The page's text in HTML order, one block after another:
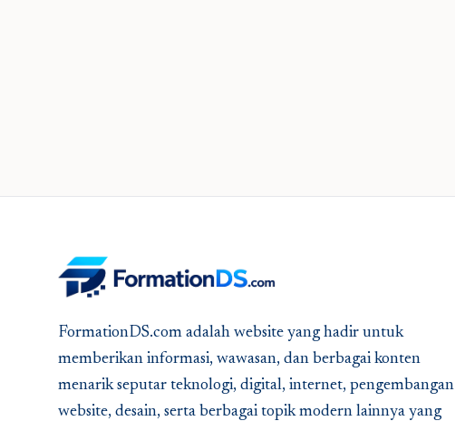
FormationDS.com adalah website yang hadir untuk
memberikan informasi, wawasan, dan berbagai konten
menarik seputar teknologi, digital, internet, pengembangan
website, desain, serta berbagai topik modern lainnya yang